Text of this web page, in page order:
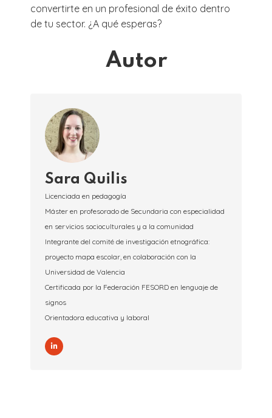
convertirte en un profesional de éxito dentro
de tu sector. ¿A qué esperas?
Autor
Sara Quilis
Licenciada en pedagogía
Máster en profesorado de Secundaria con especialidad
en servicios socioculturales y a la comunidad
Integrante del comité de investigación etnográfica:
proyecto mapa escolar, en colaboración con la
Universidad de Valencia
Certificada por la Federación FESORD en lenguaje de
signos
Orientadora educativa y laboral